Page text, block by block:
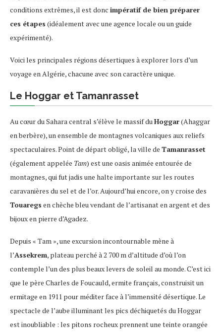
conditions extrêmes, il est donc impératif de bien préparer
ces étapes (idéalement avec une agence locale ou un guide
expérimenté).
Voici les principales régions désertiques à explorer lors d’un
voyage en Algérie, chacune avec son caractère unique.
Le Hoggar et Tamanrasset
Au cœur du Sahara central s’élève le massif duHoggar(Ahaggar
en berbère), un ensemble de montagnes volcaniques aux reliefs
spectaculaires. Point de départ obligé, la ville de Tamanrasset
(également appelée Tam) est une oasis animée entourée de
montagnes, qui fut jadis une halte importante sur les routes
caravanières du sel et de l’or. Aujourd’hui encore, on y croise des
Touaregs en chèche bleu vendant de l’artisanat en argent et des
bijoux en pierre d’Agadez.
Depuis « Tam », une excursion incontournable mène à
l’Assekrem, plateau perché à 2 700 m d’altitude d’où l’on
contemple l’un des plus beaux levers de soleil au monde. C’est ici
que le père Charles de Foucauld, ermite français, construisit un
ermitage en 1911 pour méditer face à l’immensité désertique. Le
spectacle de l’aube illuminant les pics déchiquetés du Hoggar
est inoubliable : les pitons rocheux prennent une teinte orangée